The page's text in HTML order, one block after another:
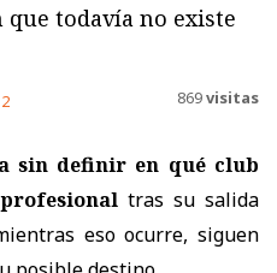
que todavía no existe
869visitas
sin definir en qué club
tras su salida
eso ocurre, siguen